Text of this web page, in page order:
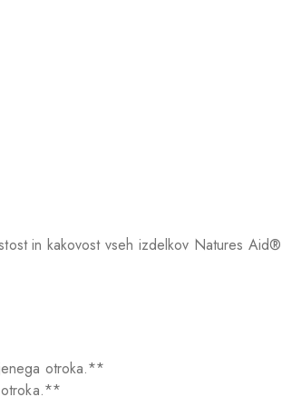
in kakovost vseh izdelkov Natures
otroka.**
otroka.**